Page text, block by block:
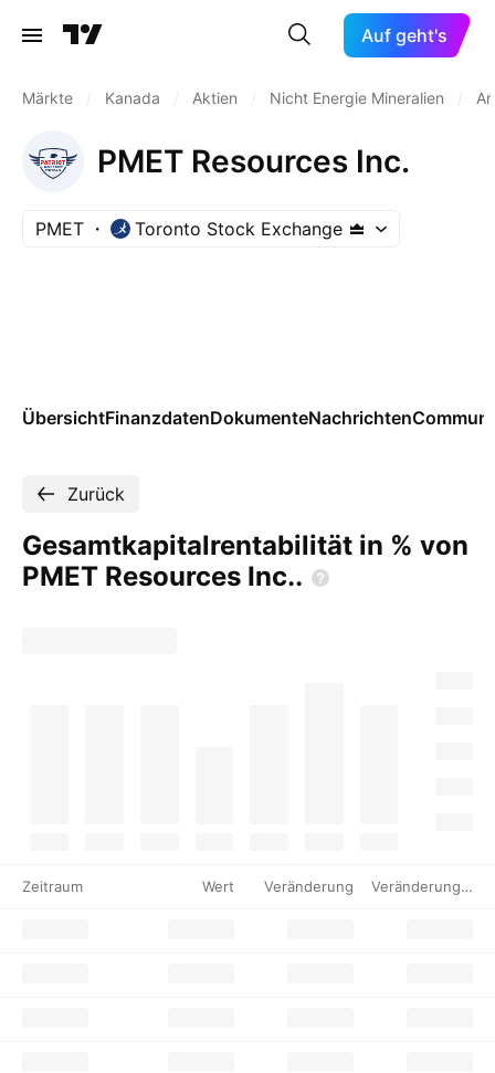
Auf geht's
Märkte Kanada Aktien Nicht Energie Mineralien
PMET Resources Inc.
PMET Toronto Stock Exchange
ÜbersichtFinanzdatenDokumenteNachrichten
Zurück
Gesamtkapitalrentabilität in % von
PMET Resources Inc..
Zeitraum Wert Veränderung Veränderung %